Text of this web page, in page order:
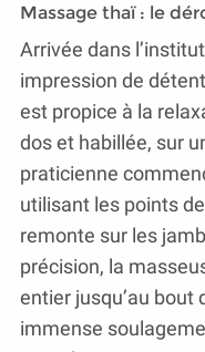
Massage thaï : le
Arrivée dans
impression de
est propice à la
dos et habillée, sur
praticienne
utilisant les points de
remonte sur les
précision, la
entier jusqu’au bout
immense